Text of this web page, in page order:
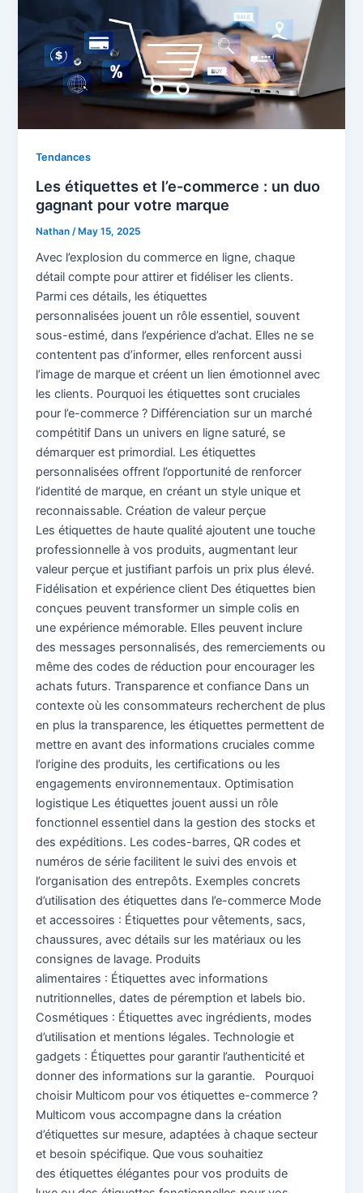
Tendances
Les étiquettes et l’e-commerce : un duo
gagnant pour votre marque
Nathan /May 15, 2025
Avec l’explosion du commerce en ligne, chaque
détail compte pour attirer et fidéliser les clients.
Parmi ces détails, les étiquettes
personnalisées jouent un rôle essentiel, souvent
sous-estimé, dans l’expérience d’achat. Elles ne se
contentent pas d’informer, elles renforcent aussi
l’image de marque et créent un lien émotionnel avec
les clients. Pourquoi les étiquettes sont cruciales
pour l’e-commerce ? Différenciation sur un marché
compétitif Dans un univers en ligne saturé, se
démarquer est primordial. Les étiquettes
personnalisées offrent l’opportunité de renforcer
l’identité de marque, en créant un style unique et
reconnaissable. Création de valeur perçue
Les étiquettes de haute qualité ajoutent une touche
professionnelle à vos produits, augmentant leur
valeur perçue et justifiant parfois un prix plus élevé.
Fidélisation et expérience client Des étiquettes bien
conçues peuvent transformer un simple colis en
une expérience mémorable. Elles peuvent inclure
des messages personnalisés, des remerciements ou
même des codes de réduction pour encourager les
achats futurs. Transparence et confiance Dans un
contexte où les consommateurs recherchent de plus
en plus la transparence, les étiquettes permettent de
mettre en avant des informations cruciales comme
l’origine des produits, les certifications ou les
engagements environnementaux. Optimisation
logistique Les étiquettes jouent aussi un rôle
fonctionnel essentiel dans la gestion des stocks et
des expéditions. Les codes-barres, QR codes et
numéros de série facilitent le suivi des envois et
l’organisation des entrepôts. Exemples concrets
d’utilisation des étiquettes dans l’e-commerce Mode
et accessoires : Étiquettes pour vêtements, sacs,
chaussures, avec détails sur les matériaux ou les
consignes de lavage. Produits
alimentaires : Étiquettes avec informations
nutritionnelles, dates de péremption et labels bio.
Cosmétiques : Étiquettes avec ingrédients, modes
d’utilisation et mentions légales. Technologie et
gadgets : Étiquettes pour garantir l’authenticité et
donner des informations sur la garantie. Pourquoi
choisir Multicom pour vos étiquettes e-commerce ?
Multicom vous accompagne dans la création
d’étiquettes sur mesure, adaptées à chaque secteur
et besoin spécifique. Que vous souhaitiez
des étiquettes élégantes pour vos produits de